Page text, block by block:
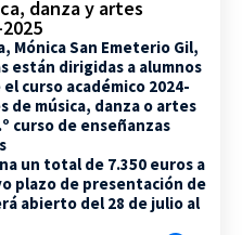
danza y artes
Mónica San Emeterio Gil,
están dirigidas a alumnos
curso académico 2024-
de música, danza o artes
curso de enseñanzas
un total de 7.350 euros a
plazo de presentación de
abierto del 28 de julio al